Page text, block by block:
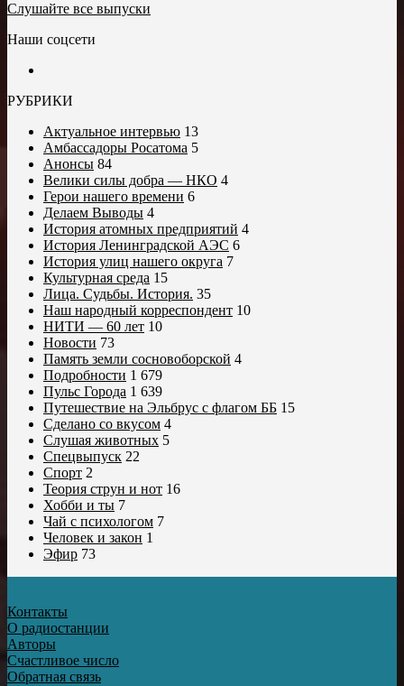
Слушайте все выпуски
Наши соцсети
РУБРИКИ
Актуальное интервью 13
Амбассадоры Росатома 5
Анонсы 84
Велики силы добра — НКО 4
Герои нашего времени 6
Делаем Выводы 4
История атомных предприятий 4
История Ленинградской АЭС 6
История улиц нашего округа 7
Культурная среда 15
Лица. Судьбы. История. 35
Наш народный корреспондент 10
НИТИ — 60 лет 10
Новости 73
Память земли сосновоборской 4
Подробности 1 679
Пульс Города 1 639
Путешествие на Эльбрус с флагом ББ 15
Сделано со вкусом 4
Слушая животных 5
Спецвыпуск 22
Спорт 2
Теория струн и нот 16
Хобби и ты 7
Чай с психологом 7
Человек и закон 1
Эфир 73
Контакты
О радиостанции
Авторы
Счастливое число
Обратная связь